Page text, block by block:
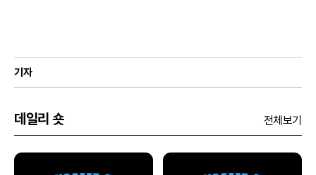
기자
데일리 숏 전체보기